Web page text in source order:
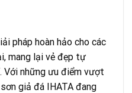
pháp hoàn hảo cho các
mang lại vẻ đẹp tự
Với những ưu điểm vượt
giả đá IHATA đang